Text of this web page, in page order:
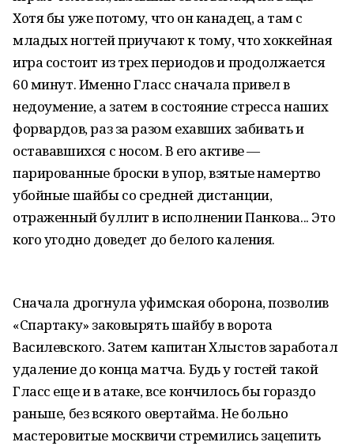
Хотя бы уже потому, что он канадец, а там с
младых ногтей приучают к тому, что хоккейная
игра состоит из трех периодов и продолжается
60 минут. Именно Гласс сначала привел в
недоумение, а затем в состояние стресса наших
форвардов, раз за разом ехавших забивать и
остававшихся с носом. В его активе —
парированные броски в упор, взятые намертво
убойные шайбы со средней дистанции,
отраженный буллит в исполнении Панкова... Это
кого угодно доведет до белого каления.
Сначала дрогнула уфимская оборона, позволив
«Спартаку» заковырять шайбу в ворота
Василевского. Затем капитан Хлыстов заработал
удаление до конца матча. Будь у гостей такой
Гласс еще и в атаке, все кончилось бы гораздо
раньше, без всякого овертайма. Не больно
мастеровитые москвичи стремились зацепить